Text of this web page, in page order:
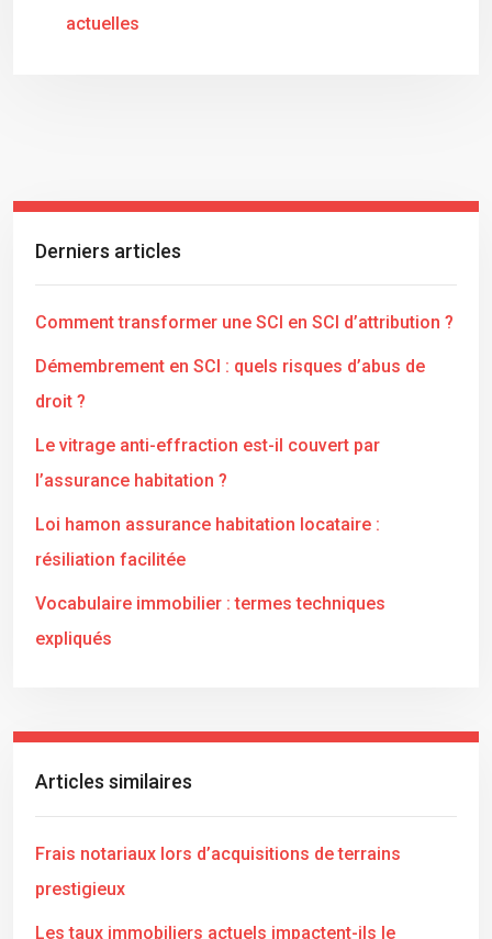
actuelles
Derniers articles
Comment transformer une SCI en SCI d’attribution ?
Démembrement en SCI : quels risques d’abus de
droit ?
Le vitrage anti-effraction est-il couvert par
l’assurance habitation ?
Loi hamon assurance habitation locataire :
résiliation facilitée
Vocabulaire immobilier : termes techniques
expliqués
Articles similaires
Frais notariaux lors d’acquisitions de terrains
prestigieux
Les taux immobiliers actuels impactent-ils le